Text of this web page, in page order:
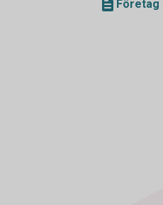
Företag